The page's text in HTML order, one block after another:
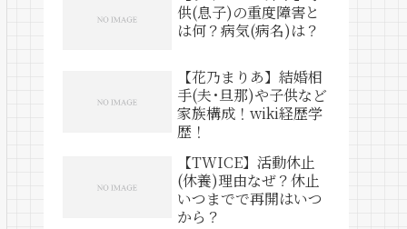
供(息子)の重度障害と
は何？病気(病名)は？
【花乃まりあ】結婚相
手(夫･旦那)や子供など
家族構成！wiki経歴学
歴！
【TWICE】活動休止
(休養)理由なぜ？休止
いつまでで再開はいつ
から？